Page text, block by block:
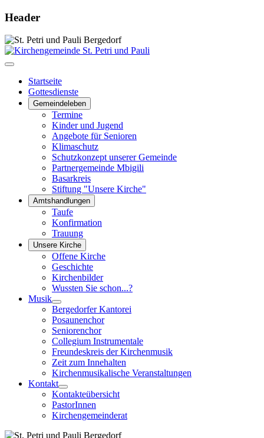
Header
Startseite
Gottesdienste
Gemeindeleben
Termine
Kinder und Jugend
Angebote für Senioren
Klimaschutz
Schutzkonzept unserer Gemeinde
Partnergemeinde Mbigili
Basarkreis
Stiftung "Unsere Kirche"
Amtshandlungen
Taufe
Konfirmation
Trauung
Unsere Kirche
Offene Kirche
Geschichte
Kirchenbilder
Wussten Sie schon...?
Musik
Bergedorfer Kantorei
Posaunenchor
Seniorenchor
Collegium Instrumentale
Freundeskreis der Kirchenmusik
Zeit zum Innehalten
Kirchenmusikalische Veranstaltungen
Kontakt
Kontakteübersicht
PastorInnen
Kirchengemeinderat